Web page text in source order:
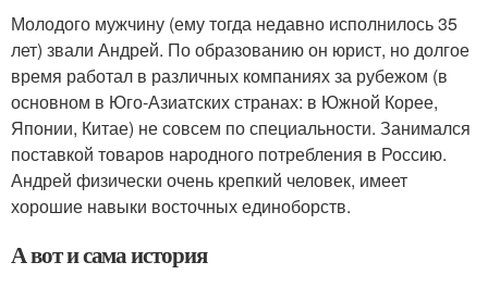
Молодого мужчину (ему тогда недавно исполнилось 35
лет) звали Андрей. По образованию он юрист, но долгое
время работал в различных компаниях за рубежом (в
основном в Юго-Азиатских странах: в Южной Корее,
Японии, Китае) не совсем по специальности. Занимался
поставкой товаров народного потребления в Россию.
Андрей физически очень крепкий человек, имеет
хорошие навыки восточных единоборств.
А вот и сама история